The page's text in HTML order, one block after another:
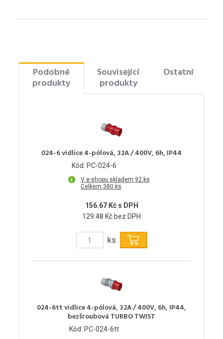
Podobné
produkty
Související
produkty
Ostatní
024-6 vidlice 4-pólová, 32A / 400V, 6h, IP44
Kód: PC-024-6
V e-shopu skladem 92 ks
Celkem 380 ks
156.67 Kč s DPH
129.48 Kč bez DPH
ks
024-6tt vidlice 4-pólová, 32A / 400V, 6h, IP44,
bezšroubová TURBO TWIST
Kód: PC-024-6tt